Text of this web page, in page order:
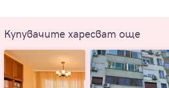
Купувачите харесват още